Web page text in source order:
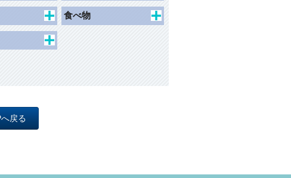
チューリップ
カーネーション
史跡
食べ物
戻る